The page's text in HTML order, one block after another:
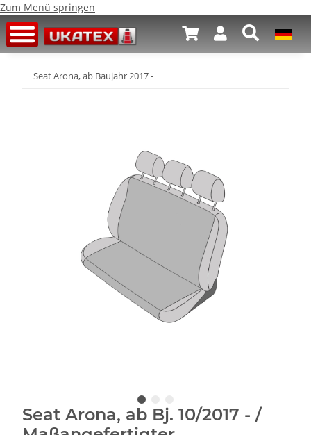
Zum Menü springen
Seat Arona, ab Baujahr 2017 -
Seat Arona, ab Bj. 10/2017 - /